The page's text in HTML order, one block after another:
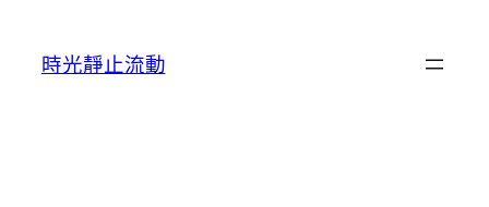
時光靜止流動